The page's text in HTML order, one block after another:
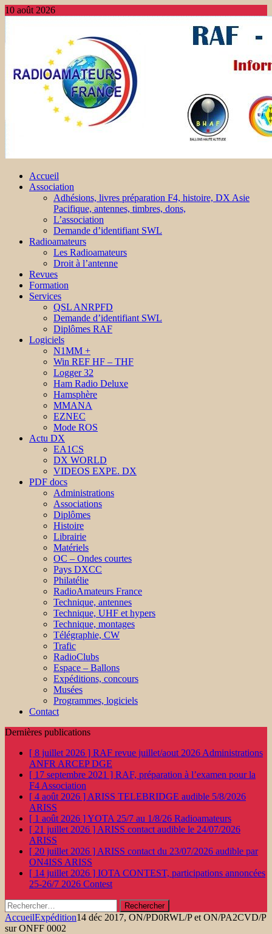
10 août 2026
Accueil
Association
Adhésions, livres préparation F4, histoire, DX Asie
Pacifique, antennes, timbres, dons,
L’association
Demande d’identifiant SWL
Radioamateurs
Les Radioamateurs
Droit à l’antenne
Revues
Formation
Services
QSL ANRPFD
Demande d’identifiant SWL
Diplômes RAF
Logiciels
N1MM +
Win REF HF – THF
Logger 32
Ham Radio Deluxe
Hamsphère
MMANA
EZNEC
Mode ROS
Actu DX
EA1CS
DX WORLD
VIDEOS EXPE. DX
PDF docs
Administrations
Associations
Diplômes
Histoire
Librairie
Matériels
OC – Ondes courtes
Pays DXCC
Philatélie
RadioAmateurs France
Technique, antennes
Technique, UHF et hypers
Technique, montages
Télégraphie, CW
Trafic
RadioClubs
Espace – Ballons
Expéditions, concours
Musées
Programmes, logiciels
Contact
Dernières publications
[ 8 juillet 2026 ] RAF revue juillet/aout 2026 Administrations
ANFR ARCEP DGE
[ 17 septembre 2021 ] RAF, préparation à l’examen pour la
F4 Association
[ 4 août 2026 ] ARISS TELEBRIDGE audible 5/8/2026
ARISS
[ 1 août 2026 ]YOTA 25/7 au 1/8/26 Radioamateurs
[ 21 juillet 2026 ] ARISS contact audible le 24/07/2026
ARISS
[ 20 juillet 2026 ] ARISS contact du 23/07/2026 audible par
ON4ISS ARISS
[ 14 juillet 2026 ] IOTA CONTEST, participations annoncées
25-26/7 2026 Contest
Rechercher :
AccueilExpédition14 déc 2017, ON/PD0RWL/P et ON/PA2CVD/P
sur ONFF 0002